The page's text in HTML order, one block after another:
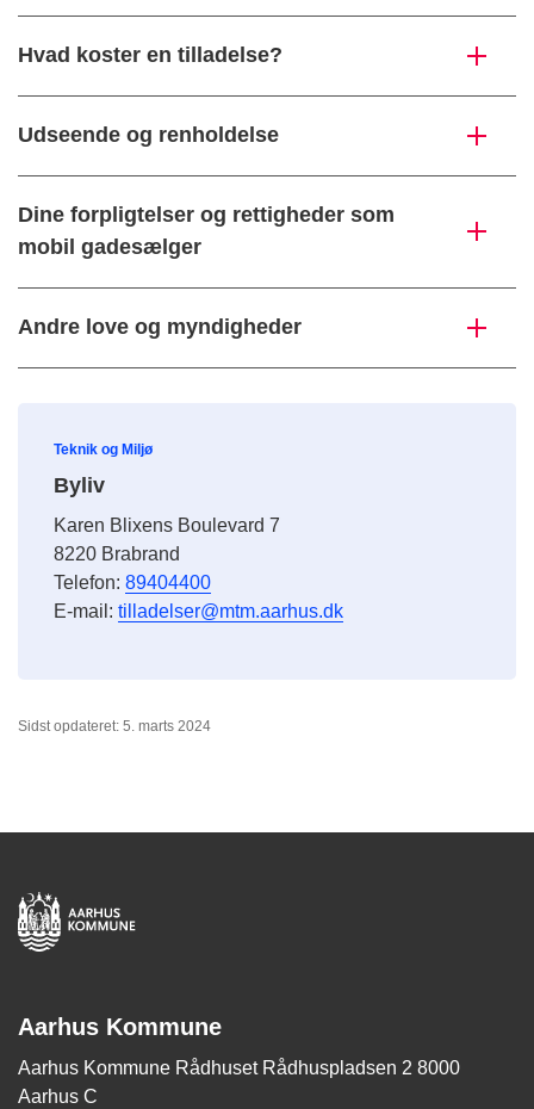
Hvad koster en tilladelse?
Udseende og renholdelse
Dine forpligtelser og rettigheder som
mobil gadesælger
Andre love og myndigheder
Teknik og Miljø
Byliv
Karen Blixens Boulevard 7
8220 Brabrand
Telefon: 89404400
E-mail: tilladelser@mtm.aarhus.dk
Sidst opdateret: 5. marts 2024
Aarhus Kommune
Aarhus Kommune Rådhuset Rådhuspladsen 2 8000
Aarhus C